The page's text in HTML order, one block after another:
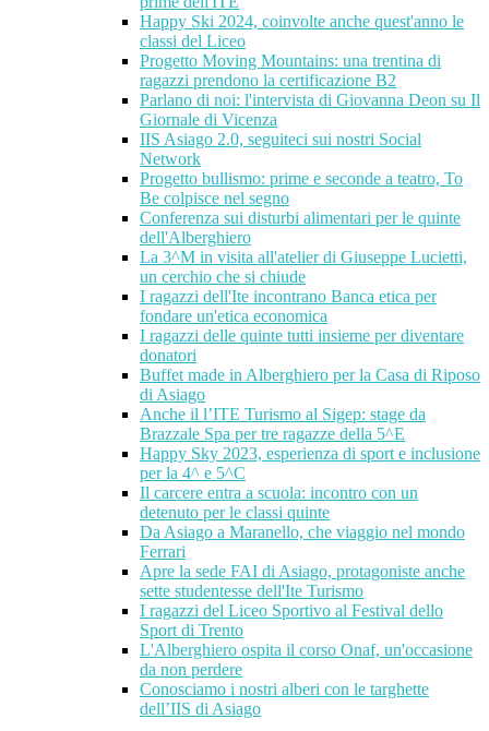
Happy Ski 2024, coinvolte anche quest'anno le
classi del Liceo
Progetto Moving Mountains: una trentina di
ragazzi prendono la certificazione B2
Parlano di noi: l'intervista di Giovanna Deon su Il
Giornale di Vicenza
IIS Asiago 2.0, seguiteci sui nostri Social
Network
Progetto bullismo: prime e seconde a teatro, To
Be colpisce nel segno
Conferenza sui disturbi alimentari per le quinte
dell'Alberghiero
La 3^M in visita all'atelier di Giuseppe Lucietti,
un cerchio che si chiude
I ragazzi dell'Ite incontrano Banca etica per
fondare un'etica economica
I ragazzi delle quinte tutti insieme per diventare
donatori
Buffet made in Alberghiero per la Casa di Riposo
di Asiago
Anche il l’ITE Turismo al Sigep: stage da
Brazzale Spa per tre ragazze della 5^E
Happy Sky 2023, esperienza di sport e inclusione
per la 4^ e 5^C
Il carcere entra a scuola: incontro con un
detenuto per le classi quinte
Da Asiago a Maranello, che viaggio nel mondo
Ferrari
Apre la sede FAI di Asiago, protagoniste anche
sette studentesse dell'Ite Turismo
I ragazzi del Liceo Sportivo al Festival dello
Sport di Trento
L'Alberghiero ospita il corso Onaf, un'occasione
da non perdere
Conosciamo i nostri alberi con le targhette
dell’IIS di Asiago